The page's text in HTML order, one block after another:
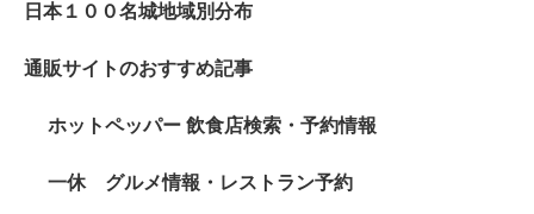
日本１００名城地域別分布
通販サイトのおすすめ記事
ホットペッパー 飲食店検索・予約情報
一休 グルメ情報・レストラン予約